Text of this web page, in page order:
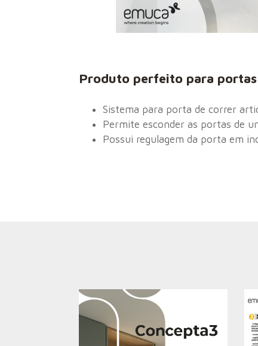
Produto perfeito para
Sistema para porta de correr
Permite esconder as portas de
Possui regulagem da porta em